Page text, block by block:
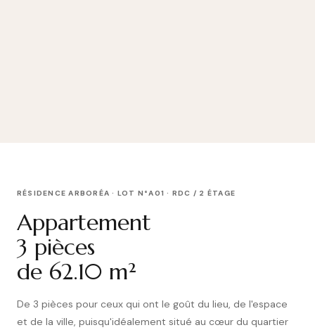
RÉSIDENCE ARBORÉA · LOT N°A01 · RDC / 2 ÉTAGE
Appartement
3 pièces
de 62.10 m²
De 3 pièces pour ceux qui ont le goût du lieu, de l'espace
et de la ville, puisqu'idéalement situé au cœur du quartier